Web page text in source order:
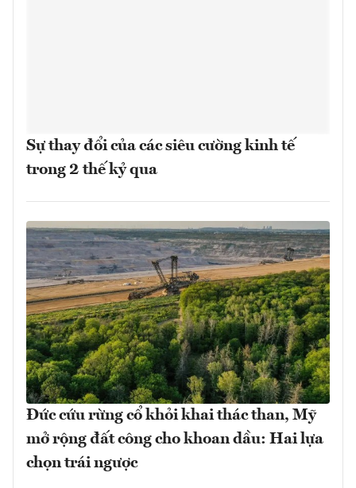
Sự thay đổi của các siêu cường kinh tế
trong 2 thế kỷ qua
Đức cứu rừng cổ khỏi khai thác than, Mỹ
mở rộng đất công cho khoan dầu: Hai lựa
chọn trái ngược